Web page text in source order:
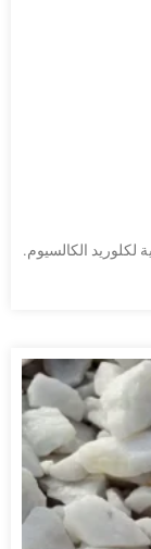
لكلوريد الكالسيوم.